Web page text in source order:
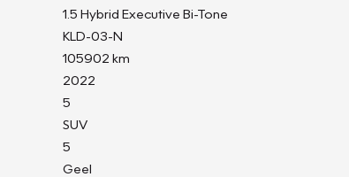
1.5 Hybrid Executive Bi-Tone
KLD-03-N
105902 km
2022
5
SUV
5
Geel